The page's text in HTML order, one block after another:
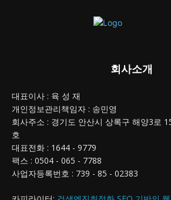
회사소개
대표이사 : 육 성 재
개인정보관리책임자 : 송민영
회사주소 : 경기도 안산시 상록구 해양3로
호
대표전화 : 1644 - 9779
팩스 : 0504 - 065 - 7788
사업자등록번호 : 739 - 85 - 02383